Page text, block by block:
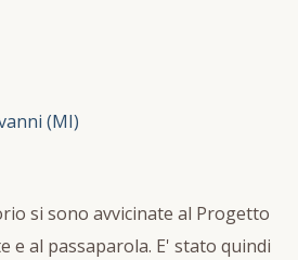
(MI)
si sono avvicinate al Progetto
e al passaparola. E' stato quindi